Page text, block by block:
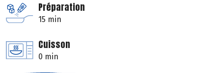
Préparation
15 min
Cuisson
0 min